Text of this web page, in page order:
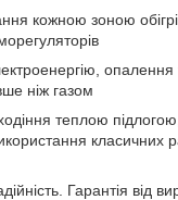
кожною зоною
ніж газом
теплою
класичних
Гарантія від